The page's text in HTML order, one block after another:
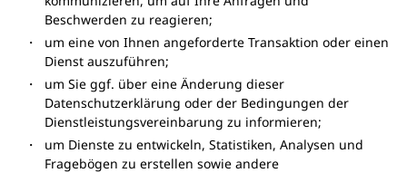
Beschwerden zu reagieren;
um eine von Ihnen angeforderte Transaktion oder einen
Dienst auszuführen;
um Sie ggf. über eine Änderung dieser
Datenschutzerklärung oder der Bedingungen der
Dienstleistungsvereinbarung zu informieren;
um Dienste zu entwickeln, Statistiken, Analysen und
Fragebögen zu erstellen sowie andere